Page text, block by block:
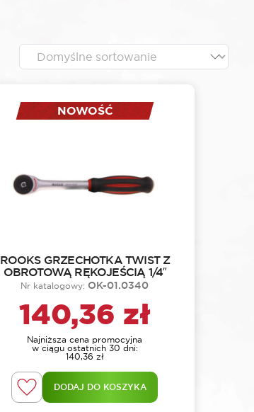
NOWOŚĆ
ROOKS GRZECHOTKA TWIST Z
OBROTOWĄ RĘKOJEŚCIĄ 1/4″
Nr katalogowy: OK-01.0340
140,36 zł
Najniższa cena promocyjna
w ciągu ostatnich 30 dni:
140,36 zł
DODAJ DO KOSZYKA